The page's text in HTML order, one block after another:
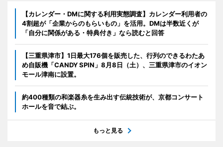
【カレンダー・DMに関する利用実態調査】カレンダー利用者の
4割超が「企業からのもらいもの」を活用。DMは半数近くが
「自分に関係がある・特典付き」なら読むと回答
【三重県津市】1日最大176個を販売した、行列のできるわたあ
め自販機「CANDY SPIN」8月8日（土）、三重県津市のイオン
モール津南に設置。
約400種類の和楽器糸を生み出す伝統技術が、京都コンサート
ホールを音で結ぶ。
もっと見る